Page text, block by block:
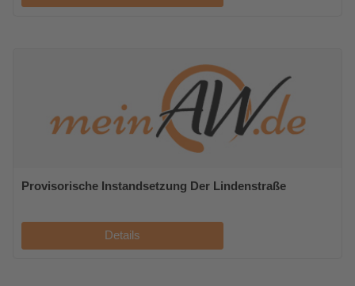
Provisorische Instandsetzung Der Lindenstraße
Details